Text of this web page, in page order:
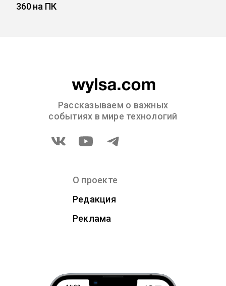
360 на ПК
Рассказываем о важных
событиях в мире технологий
О проекте
Редакция
Реклама